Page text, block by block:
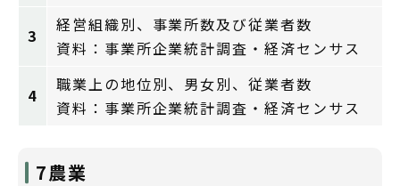
3
経営組織別、事業所数及び従業者数
資料：事業所企業統計調査・経済センサス
4
職業上の地位別、男女別、従業者数
資料：事業所企業統計調査・経済センサス
7農業